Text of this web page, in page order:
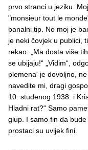
prvo stranci u jeziku.
"monsieur tout le
banalni tip. No moj je
je neki čovjek u publici,
rekao: „Ma dosta više
se ubijaju!“ „Vidim“,
plemena' je dovoljno,
navedite mi, dragi
10. studenog 1938. i
Hladni rat?“ Samo
glup. I samo fin da
prostaci su uvijek fini.